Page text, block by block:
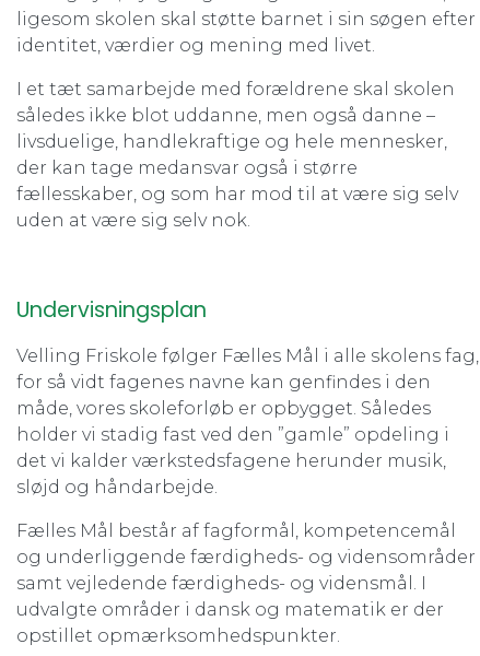
ligesom skolen skal støtte barnet i sin søgen efter
identitet, værdier og mening med livet.
I et tæt samarbejde med forældrene skal skolen
således ikke blot uddanne, men også danne –
livsduelige, handlekraftige og hele mennesker,
der kan tage medansvar også i større
fællesskaber, og som har mod til at være sig selv
uden at være sig selv nok.
Undervisningsplan
Velling Friskole følger Fælles Mål i alle skolens fag,
for så vidt fagenes navne kan genfindes i den
måde, vores skoleforløb er opbygget. Således
holder vi stadig fast ved den ”gamle” opdeling i
det vi kalder værkstedsfagene herunder musik,
sløjd og håndarbejde.
Fælles Mål består af fagformål, kompetencemål
og underliggende færdigheds- og vidensområder
samt vejledende færdigheds- og vidensmål. I
udvalgte områder i dansk og matematik er der
opstillet opmærksomhedspunkter.